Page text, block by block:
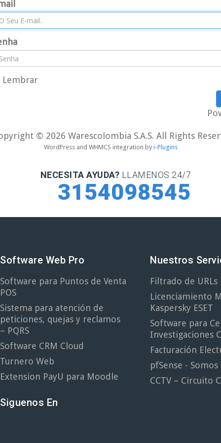
Lembrar
© 2026 Warescolombia S.A.S. All Rights
WordPress and WHMCS integration by i-Plugins
NECESITA AYUDA? LLAMENOS 24/7
3154098545
Software Web Pro
Software para Puntos de Venta
POS
Sistema para atención de
peticiones, quejas y reclamos
– PQRS
Software CRM Cloud
Turnero Web
Extension PayU para Moodle
Siguenos En
Nuestros
Filtrado de
Licenciamiento
Kaspersky ESET
Software para
Investigaciones
Facturación
pfSense -
CCTV – Circuito